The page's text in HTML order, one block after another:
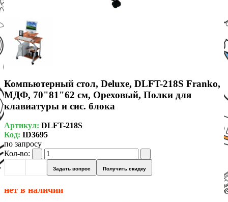
Компьютерный стол, Deluxe, DLFT-218S Franko,
МДФ, 70"81"62 см, Ореховый, Полки для
клавиатуры и сис. блока
Артикул: DLFT-218S
Код: ID3695
по запросу
Кол-во:
Задать вопрос Получить скидку
нет в наличии